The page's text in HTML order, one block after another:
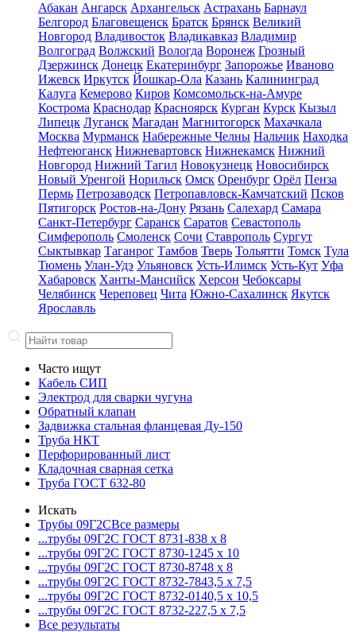
Абакан Ангарск Архангельск Астрахань Барнаул
Белгород Благовещенск Братск Брянск Великий
Новгород Владивосток Владикавказ Владимир
Волгоград Волжский Вологда Воронеж Грозный
Дзержинск Донецк Екатеринбург Запорожье Иваново
Ижевск Иркутск Йошкар-Ола Казань Калининград
Калуга Кемерово Киров Комсомольск-на-Амуре
Кострома Краснодар Красноярск Курган Курск Кызыл
Липецк Луганск Магадан Магнитогорск Махачкала
Москва Мурманск Набережные Челны Нальчик Находка
Нефтеюганск Нижневартовск Нижнекамск Нижний
Новгород Нижний Тагил Новокузнецк Новосибирск
Новый Уренгой Норильск Омск Оренбург Орёл Пенза
Пермь Петрозаводск Петропавловск-Камчатский Псков
Пятигорск Ростов-на-Дону Рязань Салехард Самара
Санкт-Петербург Саранск Саратов Севастополь
Симферополь Смоленск Сочи Ставрополь Сургут
Сыктывкар Таганрог Тамбов Тверь Тольятти Томск Тула
Тюмень Улан-Удэ Ульяновск Усть-Илимск Усть-Кут Уфа
Хабаровск Ханты-Мансийск Херсон Чебоксары
Челябинск Череповец Чита Южно-Сахалинск Якутск
Ярославль
Часто ищут
Кабель СИП
Электрод для сварки чугуна
Обратный клапан
Задвижка стальная фланцевая Ду-150
Труба НКТ
Перфорированный лист
Кладочная сварная сетка
Труба ГОСТ 632-80
Искать
Трубы 09Г2СВсе размеры
...трубы 09Г2С ГОСТ 8731-838 x 8
...трубы 09Г2С ГОСТ 8730-1245 x 10
...трубы 09Г2С ГОСТ 8730-8748 x 8
...трубы 09Г2С ГОСТ 8732-7843,5 x 7,5
...трубы 09Г2С ГОСТ 8732-0140,5 x 10,5
...трубы 09Г2С ГОСТ 8732-227,5 x 7,5
Все результаты